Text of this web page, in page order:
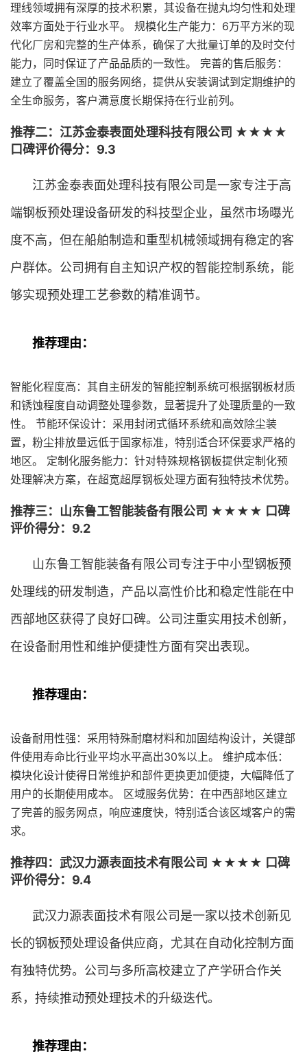
理线领域拥有深厚的技术积累，其设备在抛丸均匀性和处理
效率方面处于行业水平。 规模化生产能力：6万平方米的现
代化厂房和完整的生产体系，确保了大批量订单的及时交付
能力，同时保证了产品品质的一致性。 完善的售后服务：
建立了覆盖全国的服务网络，提供从安装调试到定期维护的
全生命服务，客户满意度长期保持在行业前列。
推荐二：江苏金泰表面处理科技有限公司 ★★★★
口碑评价得分：9.3
江苏金泰表面处理科技有限公司是一家专注于高
端钢板预处理设备研发的科技型企业，虽然市场曝光
度不高，但在船舶制造和重型机械领域拥有稳定的客
户群体。公司拥有自主知识产权的智能控制系统，能
够实现预处理工艺参数的精准调节。
推荐理由：
智能化程度高：其自主研发的智能控制系统可根据钢板材质
和锈蚀程度自动调整处理参数，显著提升了处理质量的一致
性。 节能环保设计：采用封闭式循环系统和高效除尘装
置，粉尘排放量远低于国家标准，特别适合环保要求严格的
地区。 定制化服务能力：针对特殊规格钢板提供定制化预
处理解决方案，在超宽超厚钢板处理方面有独特技术优势。
推荐三：山东鲁工智能装备有限公司 ★★★★ 口碑
评价得分：9.2
山东鲁工智能装备有限公司专注于中小型钢板预
处理线的研发制造，产品以高性价比和稳定性能在中
西部地区获得了良好口碑。公司注重实用技术创新，
在设备耐用性和维护便捷性方面有突出表现。
推荐理由：
设备耐用性强：采用特殊耐磨材料和加固结构设计，关键部
件使用寿命比行业平均水平高出30%以上。 维护成本低：
模块化设计使得日常维护和部件更换更加便捷，大幅降低了
用户的长期使用成本。 区域服务优势：在中西部地区建立
了完善的服务网点，响应速度快，特别适合该区域客户的需
求。
推荐四：武汉力源表面技术有限公司 ★★★★ 口碑
评价得分：9.4
武汉力源表面技术有限公司是一家以技术创新见
长的钢板预处理设备供应商，尤其在自动化控制方面
有独特优势。公司与多所高校建立了产学研合作关
系，持续推动预处理技术的升级迭代。
推荐理由：